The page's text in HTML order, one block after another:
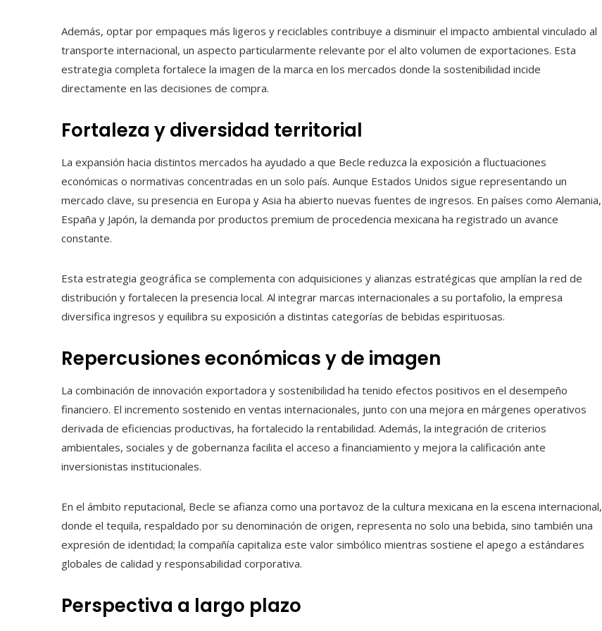
Además, optar por empaques más ligeros y reciclables contribuye a disminuir el impacto ambiental vinculado al
transporte internacional, un aspecto particularmente relevante por el alto volumen de exportaciones. Esta
estrategia completa fortalece la imagen de la marca en los mercados donde la sostenibilidad incide
directamente en las decisiones de compra.
Fortaleza y diversidad territorial
La expansión hacia distintos mercados ha ayudado a que Becle reduzca la exposición a fluctuaciones
económicas o normativas concentradas en un solo país. Aunque Estados Unidos sigue representando un
mercado clave, su presencia en Europa y Asia ha abierto nuevas fuentes de ingresos. En países como Alemania,
España y Japón, la demanda por productos premium de procedencia mexicana ha registrado un avance
constante.
Esta estrategia geográfica se complementa con adquisiciones y alianzas estratégicas que amplían la red de
distribución y fortalecen la presencia local. Al integrar marcas internacionales a su portafolio, la empresa
diversifica ingresos y equilibra su exposición a distintas categorías de bebidas espirituosas.
Repercusiones económicas y de imagen
La combinación de innovación exportadora y sostenibilidad ha tenido efectos positivos en el desempeño
financiero. El incremento sostenido en ventas internacionales, junto con una mejora en márgenes operativos
derivada de eficiencias productivas, ha fortalecido la rentabilidad. Además, la integración de criterios
ambientales, sociales y de gobernanza facilita el acceso a financiamiento y mejora la calificación ante
inversionistas institucionales.
En el ámbito reputacional, Becle se afianza como una portavoz de la cultura mexicana en la escena internacional,
donde el tequila, respaldado por su denominación de origen, representa no solo una bebida, sino también una
expresión de identidad; la compañía capitaliza este valor simbólico mientras sostiene el apego a estándares
globales de calidad y responsabilidad corporativa.
Perspectiva a largo plazo